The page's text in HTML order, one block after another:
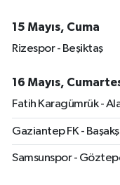
15 Mayıs, Cuma
Rizespor - Beşiktaş
16 Mayıs,
Fatih Karagümrük -
Gaziantep FK -
Samsunspor -